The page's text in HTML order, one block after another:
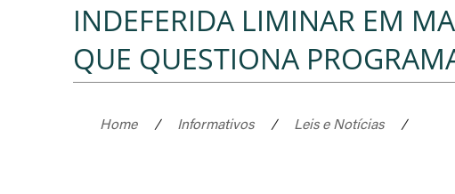
INDEFERIDA LIMINAR EM
QUE QUESTIONA
Home / Informativos / Leis e Notícias /